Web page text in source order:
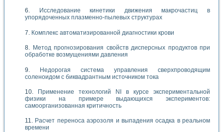
Исследование кинетики движения макрочастиц в
упорядоченных плазменно-пылевых структурах
Комплекс автоматизированной диагностики крови
Метод прогнозирования свойств дисперсных продуктов при
обработке возмущениями давления
Недорогая система управления сверхпроводящим
соленоидом с биквадрантным источником тока
Применение технологий NI в курсе экспериментальной
физики на примере выдающихся экспериментов:
самоорганизованная критичность
Расчет переноса аэрозоля и выпадения осадка в реальном
времени